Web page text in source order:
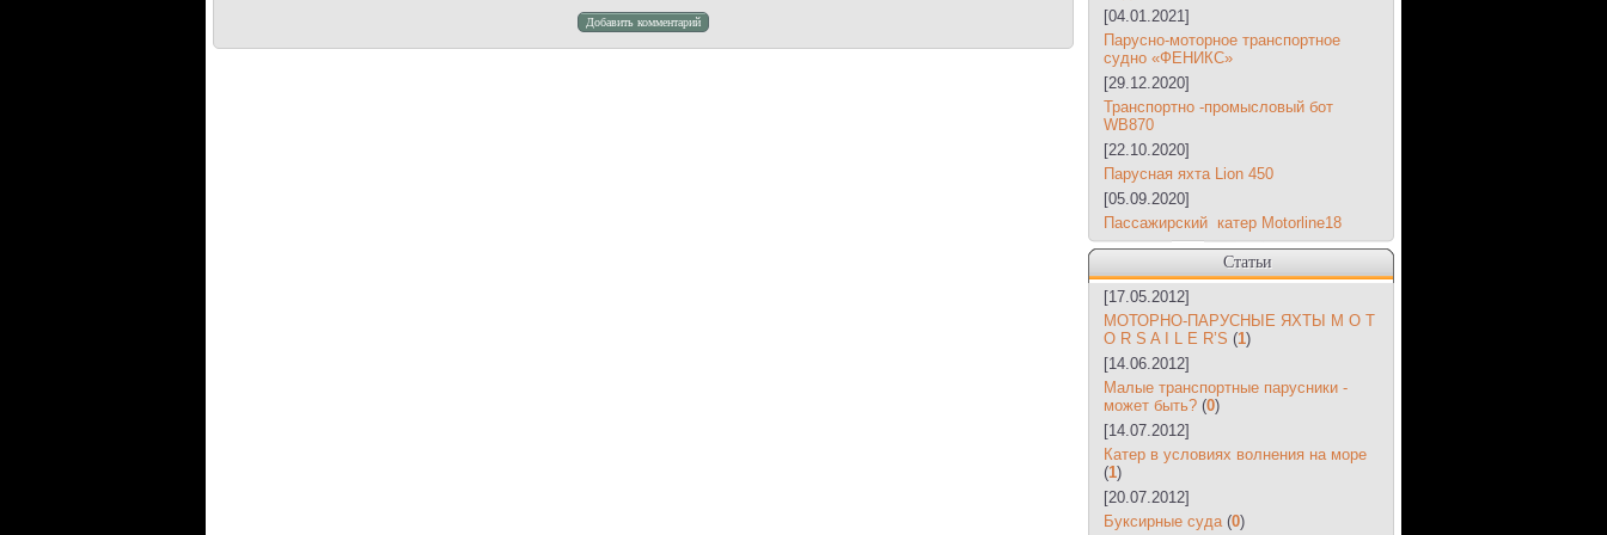
[04.01.2021]
Парусно-моторное транспортное
судно «ФЕНИКС»
[29.12.2020]
Транспортно -промысловый бот
WB870
[22.10.2020]
Парусная яхта Lion 450
[05.09.2020]
Пассажирский катер Motorline18
Статьи
[17.05.2012]
МОТОРНО-ПАРУСНЫЕ ЯХТЫ M O T
O R S A I L E R’S (1)
[14.06.2012]
Малые транспортные парусники -
может быть? (0)
[14.07.2012]
Катер в условиях волнения на море
(1)
[20.07.2012]
Буксирные суда (0)